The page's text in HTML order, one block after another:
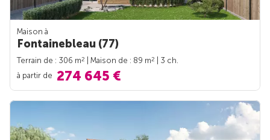
Maison à
Fontainebleau (77)
Terrain de : 306 m2 | Maison de : 89 m2
| 3 ch.
à partir de 274 645 €